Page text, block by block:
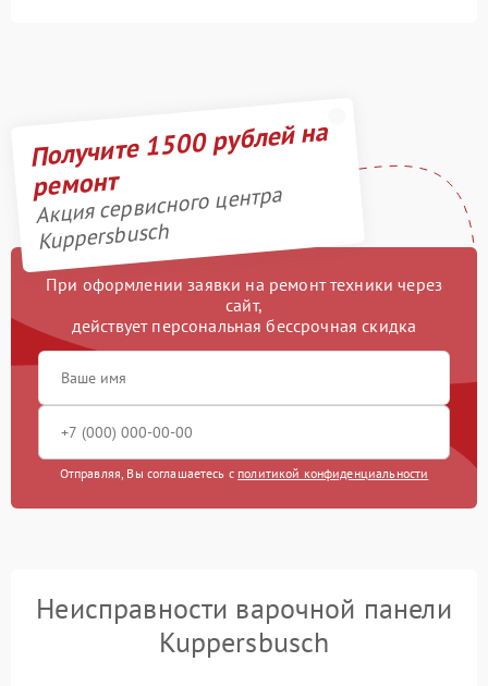
Получите 1500 рублей на
ремонт
Акция сервисного центра
Kuppersbusch
При оформлении заявки на ремонт техники через
сайт,
действует персональная бессрочная скидка
Отправляя, Вы соглашаетесь с политикой конфиденциальности
Неисправности варочной панели
Kuppersbusch